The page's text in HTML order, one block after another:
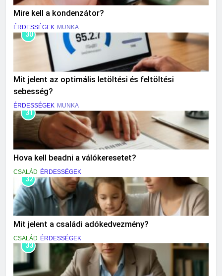
Mire kell a kondenzátor?
ÉRDESSÉGEK MUNKA
30
Mit jelent az optimális letöltési és feltöltési
sebesség?
ÉRDESSÉGEK MUNKA
31
Hova kell beadni a válókeresetet?
CSALÁD ÉRDESSÉGEK
32
Mit jelent a családi adókedvezmény?
CSALÁD ÉRDESSÉGEK
33